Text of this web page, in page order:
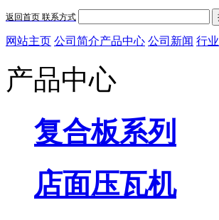
返回首页 联系方式
网站主页 公司简介产品中心 公司新闻 行
产品中心
复合板系列
店面压瓦机